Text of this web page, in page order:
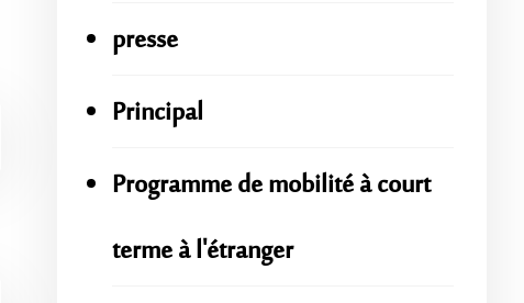
presse
Principal
Programme de mobilité à court
terme à l'étranger